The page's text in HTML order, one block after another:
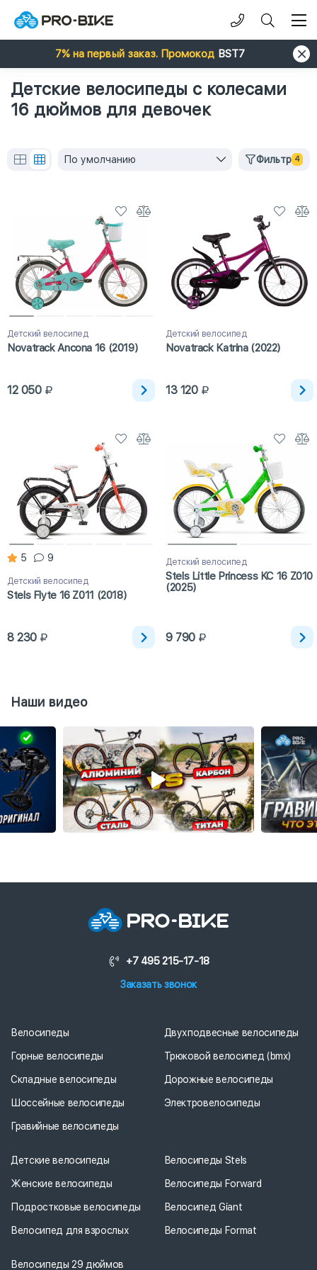
7% на первый заказ. Промокод BST7
Детские велосипеды с колесами
16 дюймов для девочек
По умолчанию Фильтр 4
Детский велосипед
Novatrack Ancona 16 (2019)
12 050
Детский велосипед
Novatrack Katrina (2022)
13 120
5 9
Детский велосипед
Stels Flyte 16 Z011 (2018)
8 230
Детский велосипед
Stels Little Princess KC 16 Z010
(2025)
9 790
Наши видео
+7 495 215-17-18
Заказать звонок
Велосипеды
Горные велосипеды
Складные велосипеды
Шоссейные велосипеды
Гравийные велосипеды
Двухподвесные велосипеды
Трюковой велосипед (bmx)
Дорожные велосипеды
Электровелосипеды
Детские велосипеды
Женские велосипеды
Подростковые велосипеды
Велосипед для взрослых
Велосипеды Stels
Велосипеды Forward
Велосипед Giant
Велосипеды Format
Велосипеды 29 дюймов